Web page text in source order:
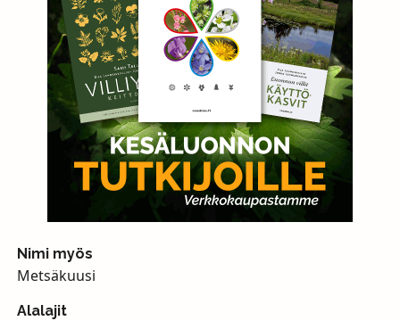
Nimi myös
Metsäkuusi
Alalajit